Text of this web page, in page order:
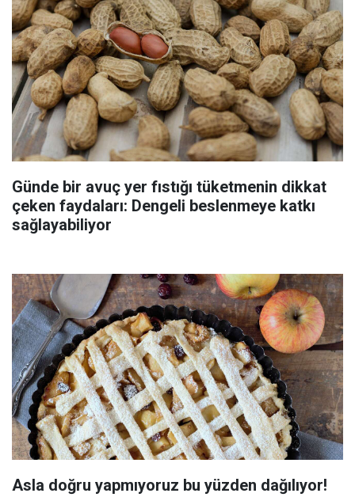
Günde bir avuç yer fıstığı tüketmenin dikkat
çeken faydaları: Dengeli beslenmeye katkı
sağlayabiliyor
Asla doğru yapmıyoruz bu yüzden dağılıyor!